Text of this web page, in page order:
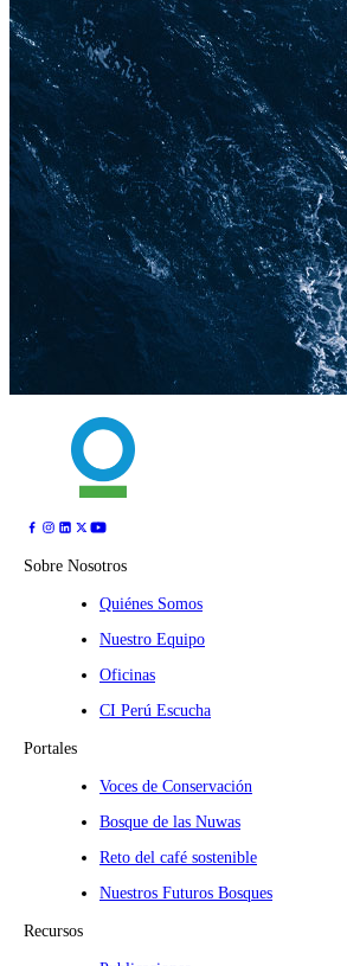
Sobre Nosotros
Quiénes Somos
Nuestro Equipo
Oficinas
CI Perú Escucha
Portales
Voces de Conservación
Bosque de las Nuwas
Reto del café sostenible
Nuestros Futuros Bosques
Recursos